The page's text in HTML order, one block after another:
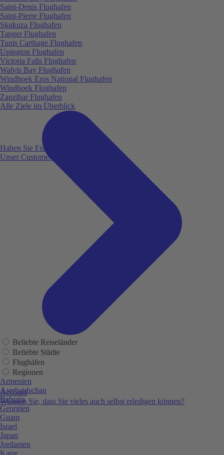
Haben Sie Fragen?
Unser Customer Service ist für Sie da!
Account
Wussten Sie, dass Sie vieles auch selbst erledigen können?
Saint-Denis Flughafen
Saint-Pierre Flughafen
Skukuza Flughafen
Tanger Flughafen
Tunis Carthage Flughafen
Upington Flughafen
Victoria Falls Flughafen
Walvis Bay Flughafen
Windhoek Eros National Flughafen
Windhoek Flughafen
Zanzibar Flughafen
Alle Ziele im Überblick
Beliebte Reiseländer
Beliebte Städte
Flughäfen
Regionen
Armenien
Aserbaidschan
Bahrain
Georgien
Guam
Israel
Japan
Jordanien
Katar